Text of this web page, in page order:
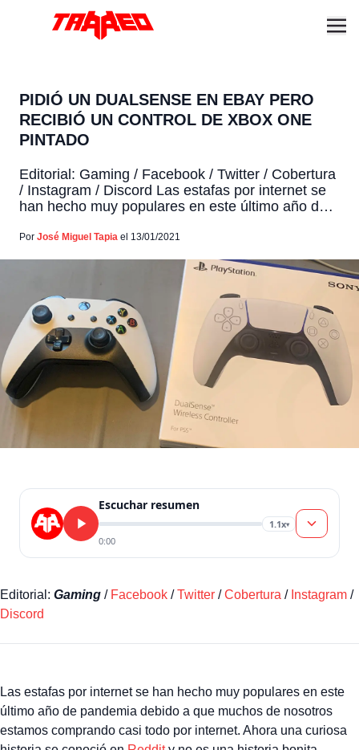
PIDIÓ UN DUALSENSE EN EBAY PERO
RECIBIÓ UN CONTROL DE XBOX ONE
PINTADO
Editorial: Gaming / Facebook / Twitter / Cobertura
/ Instagram / Discord Las estafas por internet se
han hecho muy populares en este último año de
estamos comprando casi todo por internet. Ahora
una historia bonita. Resulta que […]
Por José Miguel Tapia el 13/01/2021
Escuchar resumen
1.1x▾
0:00
Editorial: Gaming / Facebook /Twitter /Cobertura / Instagram /
Discord
Las estafas por internet se han hecho muy populares en este
último año de pandemia debido a que muchos de nosotros
estamos comprando casi todo por internet. Ahora una curiosa